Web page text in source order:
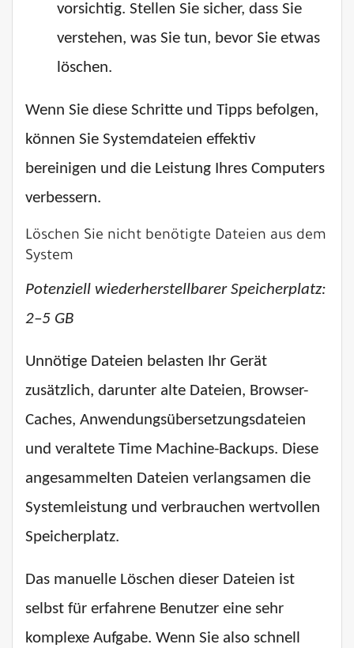
vorsichtig. Stellen Sie sicher, dass Sie
verstehen, was Sie tun, bevor Sie etwas
löschen.
Wenn Sie diese Schritte und Tipps befolgen,
können Sie Systemdateien effektiv
bereinigen und die Leistung Ihres Computers
verbessern.
Löschen Sie nicht benötigte Dateien aus dem
System
Potenziell wiederherstellbarer Speicherplatz:
2–5 GB
Unnötige Dateien belasten Ihr Gerät
zusätzlich, darunter alte Dateien, Browser-
Caches, Anwendungsübersetzungsdateien
und veraltete Time Machine-Backups. Diese
angesammelten Dateien verlangsamen die
Systemleistung und verbrauchen wertvollen
Speicherplatz.
Das manuelle Löschen dieser Dateien ist
selbst für erfahrene Benutzer eine sehr
komplexe Aufgabe. Wenn Sie also schnell